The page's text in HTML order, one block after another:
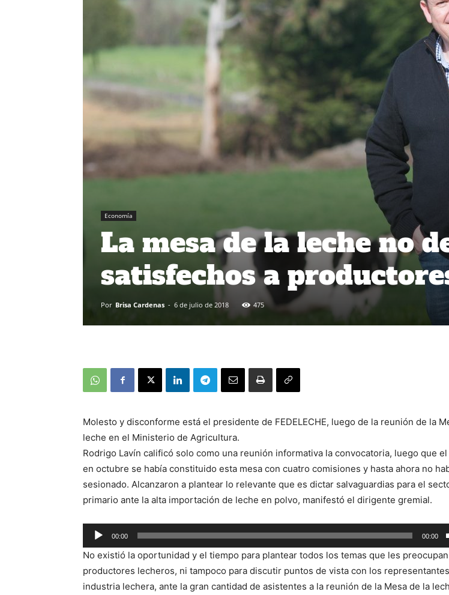
Economía
La mesa de la leche no
satisfechos a
Por Brisa Cardenas - 6 de julio de 2018 475
Molesto y disconforme está el presidente de FEDELECHE, luego de la reunión de la
leche en el Ministerio de Agricultura.
Rodrigo Lavín calificó solo como una reunión informativa la convocatoria, luego que el
en octubre se había constituido esta mesa con cuatro comisiones y hasta ahora no
sesionado. Alcanzaron a plantear lo relevante que es dictar salvaguardias para el
primario ante la alta importación de leche en polvo, manifestó el dirigente gremial.
Reproductor
de
audio
00:00 00:00
No existió la oportunidad y el tiempo para plantear todos los temas que les
productores lecheros, ni tampoco para discutir puntos de vista con los
industria lechera, ante la gran cantidad de asistentes a la reunión de la Mesa de la